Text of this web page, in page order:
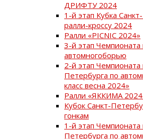
ДРИФТУ 2024
1-й этап Кубка
ралли-кроссу 2024
Ралли «PICNIC 2024»
3-й этап
автомногоборью
2-й этап
Петербурга по
класс весна 2024»
Ралли «ЯККИМА
Кубок Санкт-
гонкам
1-й этап
Петербурга по